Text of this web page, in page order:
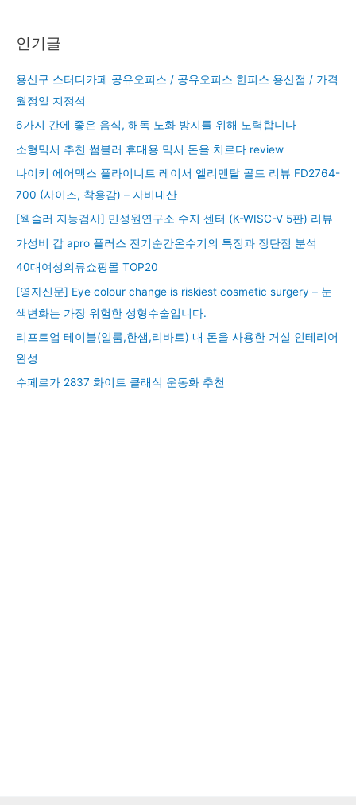
인기글
용산구 스터디카페 공유오피스 / 공유오피스 한피스 용산점 / 가격
월정일 지정석
6가지 간에 좋은 음식, 해독 노화 방지를 위해 노력합니다
소형믹서 추천 썸블러 휴대용 믹서 돈을 치르다 review
나이키 에어맥스 플라이니트 레이서 엘리멘탈 골드 리뷰 FD2764-
700 (사이즈, 착용감) – 자비내산
[웩슬러 지능검사] 민성원연구소 수지 센터 (K-WISC-V 5판) 리뷰
가성비 갑 apro 플러스 전기순간온수기의 특징과 장단점 분석
40대여성의류쇼핑몰 TOP20
[영자신문] Eye colour change is riskiest cosmetic surgery – 눈
색변화는 가장 위험한 성형수술입니다.
리프트업 테이블(일룸,한샘,리바트) 내 돈을 사용한 거실 인테리어
완성
수페르가 2837 화이트 클래식 운동화 추천